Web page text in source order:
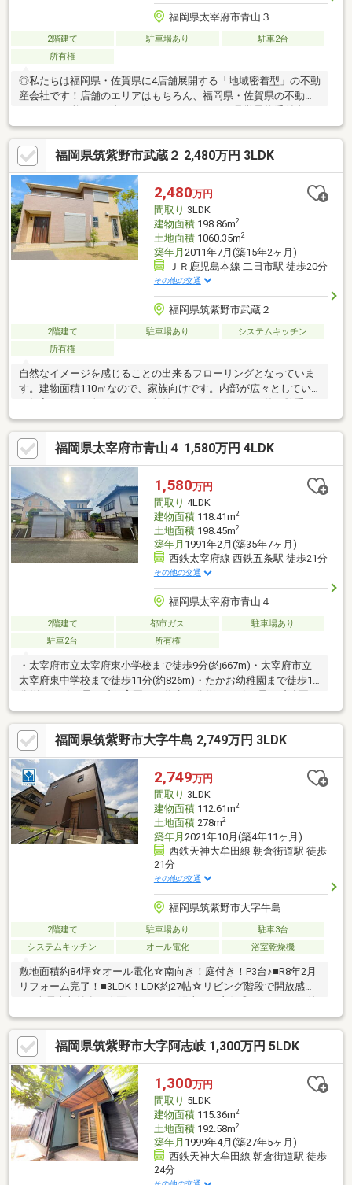
福岡県太宰府市青山３
2階建て 駐車場あり
駐車2台
所有権
◎私たちは福岡県・佐賀県に4店舗展開する「地域密着型」の不動
産会社です！店舗のエリアはもちろん、福岡県・佐賀県の不動産
■2台駐車可（車種による）共働き世帯にも安心■約54坪のゆとり
の敷地で駐車やお庭も広々使える住まい■太宰府東小中学校まで
徒歩10分圏内で子育て世帯に安心安全♪■角地・整形地で陽当たり
と使いやすさ◎■大手ハウスメーカー・ミサワホームの信頼の施
工◇◆ご来店について◆◇ハウスマーケット筑紫野店はJR二日市
駅の目の前！駐車場はJR二日市駅のコインパーキングをご利用く
ださい！駐車料金は弊社で精算いたします(^^)/
福岡県筑紫野市武蔵２ 2,480万円 3LDK
2,480万円
間取り 3LDK
建物面積198.86m2
土地面積1060.35m2
築年月 2011年7月(築15年2ヶ月)
ＪＲ鹿児島本線 二日市駅 徒歩20分
その他の交通
福岡県筑紫野市武蔵２
2階建て 駐車場あり
システムキッチン
所有権
自然なイメージを感じることの出来るフローリングとなっていま
す。建物面積110㎡なので、家族向けです。内部が広々としてい
る押入があり、色々なものを収納できます。きれいで使い勝手の
良いシステムキッチン付きの物件になります。3LDKの物件で快適
な日々を過ごしましょう。室内の行動拠点であるリビングに階段
を配置した間取りとなります。お庭があるので、小さいお子さん
がいるご家族でも安心して遊ぶことが出来ます。※土地面積約661
㎡の中古戸建も同時販売中です♪
福岡県太宰府市青山４ 1,580万円 4LDK
1,580万円
間取り 4LDK
建物面積118.41m2
土地面積198.45m2
築年月 1991年2月(築35年7ヶ月)
西鉄太宰府線 西鉄五条駅 徒歩21分
その他の交通
福岡県太宰府市青山４
2階建て 都市ガス
駐車場あり
駐車2台
所有権
・太宰府市立太宰府東小学校まで徒歩9分(約667m)・太宰府市立
太宰府東中学校まで徒歩11分(約826m)・たかお幼稚園まで徒歩10
で徒歩2分(約140m)・セブンイレブン太宰府梅香苑一丁目店まで
徒歩7分(約520m)・マクドナルド太宰府店まで徒歩10分(約
730m)・ガスト太宰府南店まで徒歩11分(約840m)・大賀ドラック
ストア 五条店まで徒歩17分(約1350m)・ホームセンターグッデ
イ太宰府店まで徒歩17分(約1290m)
福岡県筑紫野市大字牛島 2,749万円 3LDK
2,749万円
間取り 3LDK
建物面積112.61m2
土地面積278m2
築年月 2021年10月(築4年11ヶ月)
西鉄天神大牟田線 朝倉街道駅 徒歩
21分
その他の交通
福岡県筑紫野市大字牛島
2階建て 駐車場あり
駐車3台
システムキッチン
オール電化 浴室乾燥機
敷地面積約84坪☆オール電化☆南向き！庭付き！P3台♪■R8年2月
リフォーム完了！■3LDK！LDK約27帖☆リビング階段で開放感＾
＾■全居室収納有！南面バルコニー陽当たり良好◎■ゆめタウン筑
紫野⇒車3分/1.3ｋｍ♪◇阿志岐小学校：徒歩約18分◇筑紫野中学
校：徒歩約9分☆年間1600件の相談実績☆頭金0円可能！月々の返
済がご不安な方！もっと良い条件を引き出したい方！すでにお借
入のある方！など、住宅ローンのお悩みをこれまでにたくさんお
受けしてきました＾＾お客様に合った最適な金融機関のご提案
や、将来を見越した無理のないご返済プランの作成もしていま
す！ぜひ一度ご相談下さい＾＾
福岡県筑紫野市大字阿志岐 1,300万円 5LDK
1,300万円
間取り 5LDK
建物面積115.36m2
土地面積192.58m2
築年月 1999年4月(築27年5ヶ月)
西鉄天神大牟田線 朝倉街道駅 徒歩
24分